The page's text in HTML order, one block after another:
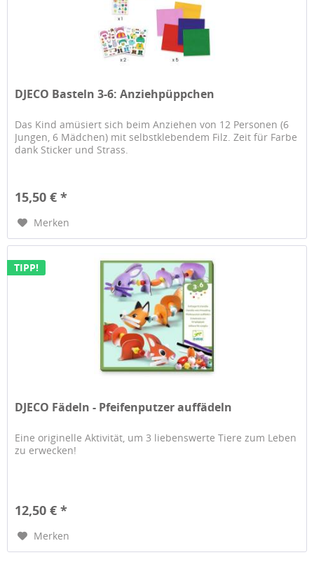
DJECO Basteln 3-6: Anziehpüppchen
Das Kind amüsiert sich beim Anziehen von 12 Personen (6
Jungen, 6 Mädchen) mit selbstklebendem Filz. Zeit für Farbe
dank Sticker und Strass.
15,50 € *
Merken
TIPP!
DJECO Fädeln - Pfeifenputzer auffädeln
Eine originelle Aktivität, um 3 liebenswerte Tiere zum Leben
zu erwecken!
12,50 € *
Merken